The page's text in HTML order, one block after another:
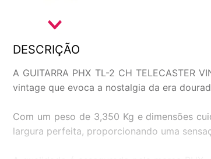
DESCRIÇÃO
A GUITARRA PHX TL-2 CH
vintage que evoca a nostalgia da era
Com um peso de 3,350 Kg e dimensões
largura perfeita, proporcionando uma